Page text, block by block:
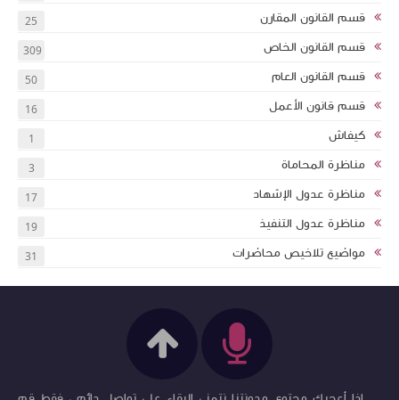
قسم القانون المقارن 25
قسم القانون الخاص 309
قسم القانون العام 50
قسم قانون الأعمل 16
كيفاش 1
مناظرة المحاماة 3
مناظرة عدول الإشهاد 17
مناظرة عدول التنفيذ 19
مواضيع تلاخيص محاضرات 31